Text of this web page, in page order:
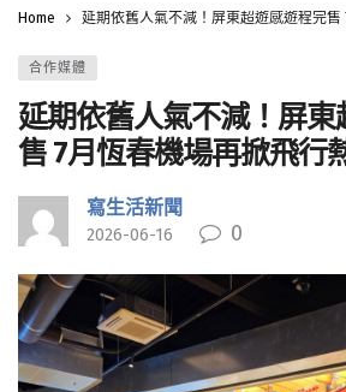
Home 延期依舊人氣不減！屏東超遊感遊程完售
合作媒體
延期依舊人氣不減！屏
售 7月恆春機場再掀飛行
寫生活新聞
2026-06-16 0